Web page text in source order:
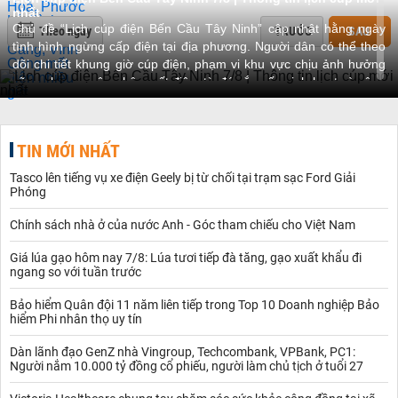
Theo ngày TRƯỚC SAU
nhất
Chủ đề “Lịch cúp điện Bến Cầu Tây Ninh” cập nhật hằng ngày
tình hình ngừng cấp điện tại địa phương. Người dân có thể theo
dõi chi tiết khung giờ cúp điện, phạm vi khu vực chịu ảnh hưởng
cũng như nguyên nhân mất điện, từ đó sắp xếp sinh hoạt và công
việc một cách thuận tiện hơn.
và doanh nghiệp trên địa bàn nắm bắt kịp thời tình hình cung cấp
dung cập nhật bao gồm:
Thời gian cúp điện:
kết thúc của từng đợt ngừng cấp điện, hỗ trợ việc sắp xếp hoạt
động phù hợp.
Khu vực ảnh hưởng:Danh sách các ấp hoặc khu vực cụ thể bị
tác động, giúp cộng đồng chuẩn bị trước để hạn chế gián đoạn.
Nguyên nhân mất điện:Bao gồm nhiều yếu tố như bảo trì, nâng
cấp lưới điện, xử lý sự cố kỹ thuật hoặc thực hiện điều tiết nhằm
đảm bảo an toàn và ổn định hệ thống.
Hướng dẫn đối phó: Đưa ra các giải pháp thiết thực giúp người
dân và doanh nghiệp giảm thiểu bất tiện khi có lịch cúp điện, từ
chuẩn bị nguồn sáng thay thế, bảo quản thực phẩm cho đến bảo
TIN MỚI NHẤT
Tasco lên tiếng vụ xe điện Geely bị từ chối tại trạm sạc Ford Giải
Phóng
Chính sách nhà ở của nước Anh - Góc tham chiếu cho Việt Nam
Giá lúa gạo hôm nay 7/8: Lúa tươi tiếp đà tăng, gạo xuất khẩu đi
ngang so với tuần trước
Bảo hiểm Quân đội 11 năm liên tiếp trong Top 10 Doanh nghiệp Bảo
hiểm Phi nhân thọ uy tín
Dàn lãnh đạo GenZ nhà Vingroup, Techcombank, VPBank, PC1:
Người nắm 10.000 tỷ đồng cổ phiếu, người làm chủ tịch ở tuổi 27